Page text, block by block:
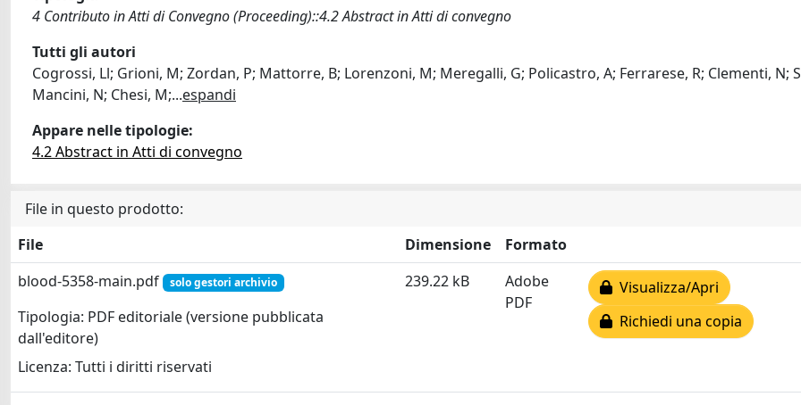
4 Contributo in Atti di Convegno (Proceeding)::4.2 Abstract in Atti di convegno
Tutti gli autori
Cogrossi, Ll; Grioni, M; Zordan, P; Mattorre, B; Lorenzoni, M; Meregalli, G; Policastro, A; Ferrarese, R; Clementi, N;
Mancini, N; Chesi, M;...espandi
Appare nelle tipologie:
4.2 Abstract in Atti di convegno
File in questo prodotto:
File
Dimensione
Formato
blood-5358-main.pdf
solo gestori archivio
Tipologia: PDF editoriale (versione pubblicata
dall'editore)
Licenza: Tutti i diritti riservati
239.22 kB
Adobe
PDF
Visualizza/Apri
Richiedi una copia